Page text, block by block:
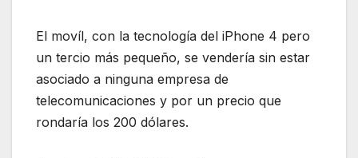
El movíl, con la tecnología del iPhone 4 pero
un tercio más pequeño, se vendería sin estar
asociado a ninguna empresa de
telecomunicaciones y por un precio que
rondaría los 200 dólares.